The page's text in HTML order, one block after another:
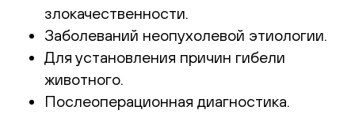
злокачественности.
Заболеваний неопухолевой этиологии.
Для установления причин гибели
животного.
Послеоперационная диагностика.